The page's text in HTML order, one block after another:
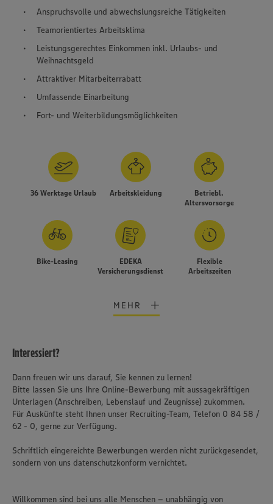
Anspruchsvolle und abwechslungsreiche Tätigkeiten
Teamorientiertes Arbeitsklima
Leistungsgerechtes Einkommen inkl. Urlaubs- und
Weihnachtsgeld
Attraktiver Mitarbeiterrabatt
Umfassende Einarbeitung
Fort- und Weiterbildungsmöglichkeiten
36 Werktage Urlaub Arbeitskleidung
Betriebl.
Altersvorsorge
Bike-Leasing
EDEKA
Versicherungsdienst
Flexible
Arbeitszeiten
MEHR
Interessiert?
Dann freuen wir uns darauf, Sie kennen zu lernen!
Bitte lassen Sie uns Ihre Online-Bewerbung mit aussagekräftigen
Unterlagen (Anschreiben, Lebenslauf und Zeugnisse) zukommen.
Für Auskünfte steht Ihnen unser Recruiting-Team, Telefon 0 84 58 /
62 - 0, gerne zur Verfügung.
Schriftlich eingereichte Bewerbungen werden nicht zurückgesendet,
sondern von uns datenschutzkonform vernichtet.
Willkommen sind bei uns alle Menschen – unabhängig von